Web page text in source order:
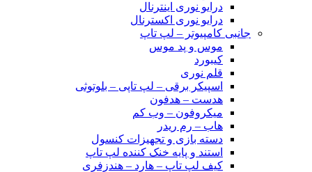
درایو نوری اینترنال
درایو نوری اکسترنال
جانبی کامپیوتر – لپ تاپ
موس و پد موس
کیبورد
قلم نوری
اسپیکر برقی – لپ تاپی – بلوتوثی
هدست – هدفون
میکروفون – وب کم
هاب – رم ریدر
دسته بازی و تجهیزات کنسول
استند و پایه خنک کننده لپ تاپ
کیف لپ تاپ – هارد – هندزفری